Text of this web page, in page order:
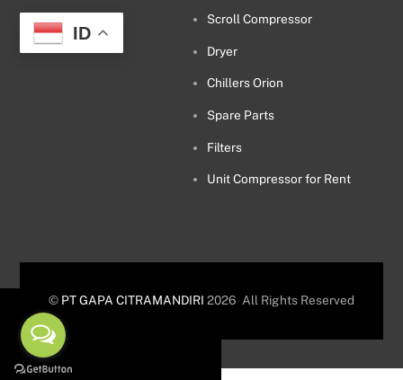
ID
Scroll Compressor
Dryer
Chillers Orion
Spare Parts
Filters
Unit Compressor for Rent
© PT GAPA CITRAMANDIRI 2026 All Rights Reserved